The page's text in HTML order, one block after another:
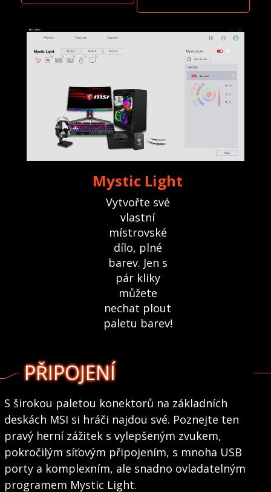
Mystic Light
Vytvořte své
vlastní
místrovské
dílo, plné
barev. Jen s
pár kliky
můžete
nechat plout
paletu barev!
PŘIPOJENÍ
S širokou paletou konektorů na základních
deskách MSI si hráči najdou své. Poznejte ten
pravý herní zážitek s vylepšeným zvukem,
pokročilým síťovým připojením, s mnoha USB
porty a komplexním, ale snadno ovladatelným
programem Mystic Light.